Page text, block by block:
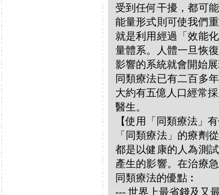
受到任何干擾，都可
能量形式則可使我們
就是利用經過「效能
量體系。人體一旦恢
影響的系統就會開始
同類療法已有二百多
大約有五億人口經常
醫生。
【使用「同類療法」
「同類療法」的療劑
都是以健康的人為測
產生的影響。在治療
同類療法的優點︰
--- 世界上最省錢及又